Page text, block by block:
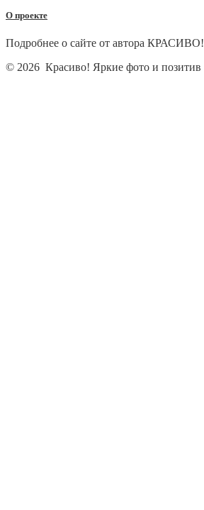
О проекте
Подробнее о сайте от автора КРАСИВО!
© 2026 Красиво! Яркие фото и позитив